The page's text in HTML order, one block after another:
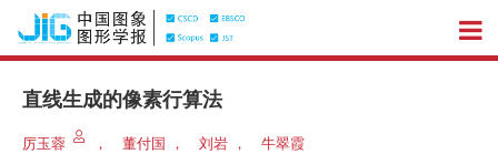
直线生成的像素行算法
厉玉蓉 ， 董付国 ， 刘岩 ，
牛翠霞